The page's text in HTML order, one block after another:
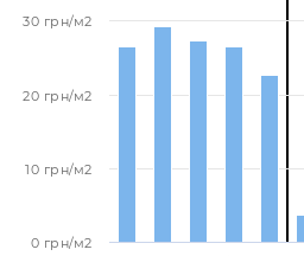
0 грн/м2
10 грн/м2
20 грн/м2
30 грн/м2